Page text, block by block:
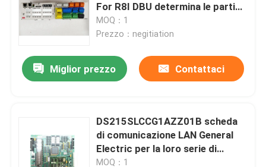
Contattici
Servomotore industriale
Servo azionamenti industriali
Servo amplificatore di CA
For R8I DBU determina le parti
24Vdc
MOQ：1
Prezzo：negitiation
Miglior prezzo Contattaci
DS215SLCCG1AZZ01B scheda
di comunicazione LAN General
Electric per la loro serie di
schede Mark V
MOQ：1